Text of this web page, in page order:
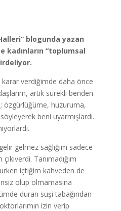
blogunda yazan
kadınların “toplumsal
verdiğimde daha önce
artık sürekli benden
özgürlüğüme, huzuruma,
beni uyarmışlardı.
gelmez sağlığım sadece
Tanımadığım
içtiğim kahveden de
olup olmamasına
duran suşi tabağından
izin verip